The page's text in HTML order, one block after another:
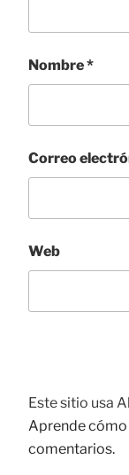
Nombre*
Correo
Web
Este sitio usa
Aprende cómo
comentarios.